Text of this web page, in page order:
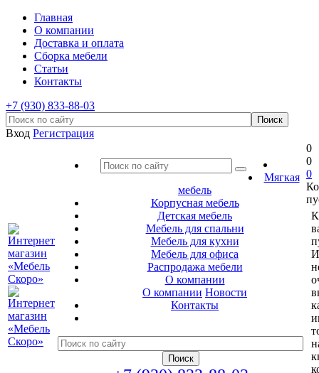
Главная
О компании
Доставка и оплата
Сборка мебели
Статьи
Контакты
+7 (930) 833-88-03
Вход Регистрация
Мягкая
мебель
Корпусная мебель
Детская мебель
Мебель для спальни
Мебель для кухни
Мебель для офиса
Распродажа мебели
О компании
О компании Новости
Контакты
0
0
0